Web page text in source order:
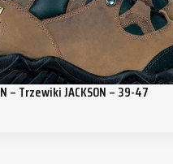
– Trzewiki JACKSON – 39-47